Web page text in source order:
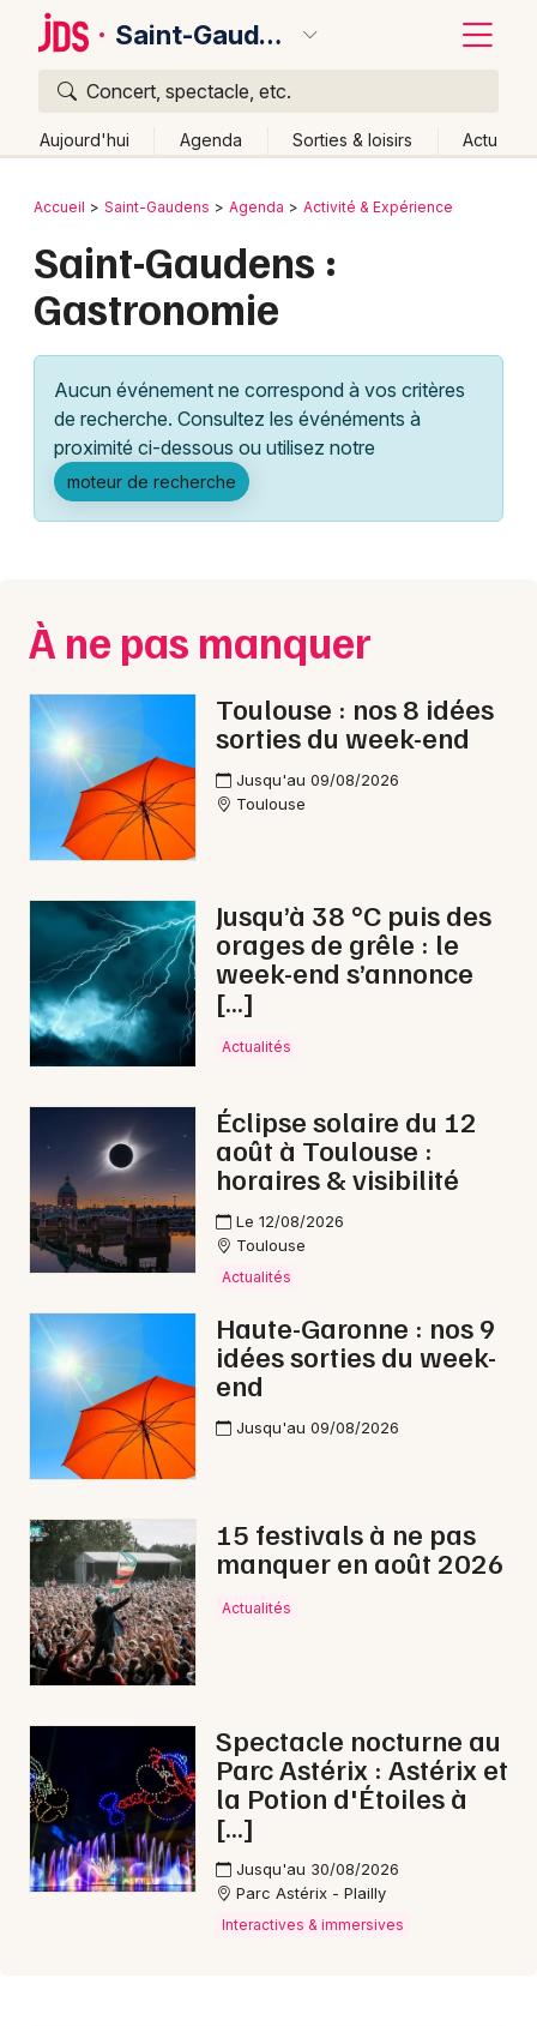
Saint-Gaudens
Concert, spectacle, etc.
Aujourd'hui Agenda Sorties & loisirs Actu
Publier un événement
Grands événements
Activité & Expérience
Manifestations
Foires & salons
Concerts
Sports
Soirées
Sorties famille
Sorties & loisirs
Gastronomie en Haute-Garonne
Gastronomie en Midi-Pyrénées
Gastronomie en Occitanie
Newsletter des sorties
Artistes en tournée
Actus à Saint-Gaudens
Magazine à Saint-Gaudens
31 - Haute-Garonne
Mon email
Je m'abonne
Bordeaux
Colmar
Lille
Lyon
Marseille
Mulhouse
Nice
Paris
Strasbourg
Toulouse
Toutes les villes
Retour
Accueil Saint-Gaudens Agenda Activité & Expérience
Saint-Gaudens :
Gastronomie
Aucun événement ne correspond à vos critères
de recherche. Consultez les événéments à
proximité ci-dessous ou utilisez notre
moteur de recherche
À ne pas manquer
Toulouse : nos 8 idées
sorties du week-end
Jusqu'au 09/08/2026
Toulouse
Jusqu’à 38 °C puis des
orages de grêle : le
week-end s’annonce
[…]
Actualités
Éclipse solaire du 12
août à Toulouse :
horaires & visibilité
Le 12/08/2026
Toulouse
Actualités
Haute-Garonne : nos 9
idées sorties du week-
end
Jusqu'au 09/08/2026
15 festivals à ne pas
manquer en août 2026
Actualités
Spectacle nocturne au
Parc Astérix : Astérix et
la Potion d'Étoiles à
[…]
Jusqu'au 30/08/2026
Parc Astérix - Plailly
Interactives & immersives
Quoi ?
Où ?
Midi-Pyrénées
Partout Près de moi
Quand ?
Aujourd'hui
Demain Ce week-end Autre